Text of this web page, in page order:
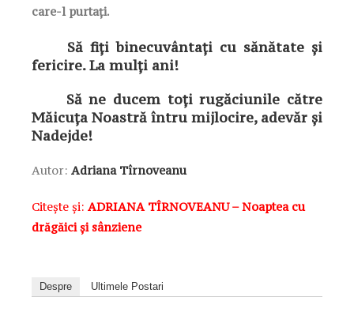
care-l purtați.
Să fiți binecuvântați cu sănătate și
fericire. La mulți ani!
Să ne ducem toți rugăciunile către
Măicuța Noastră întru mijlocire, adevăr și
Nadejde!
Autor: Adriana Tîrnoveanu
Citește și: ADRIANA TÎRNOVEANU – Noaptea cu
drăgăici şi sânziene
Despre Ultimele Postari